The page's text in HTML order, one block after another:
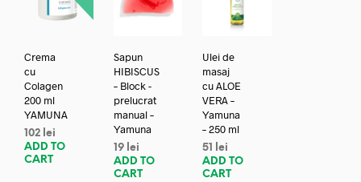
Crema
cu
Colagen
200 ml
YAMUNA
102 lei
ADD TO
CART
Sapun
HIBISCUS
– Block -
prelucrat
manual –
Yamuna
19 lei
ADD TO
CART
Ulei de
masaj
cu ALOE
VERA –
Yamuna
– 250 ml
51
lei
ADD TO
CART